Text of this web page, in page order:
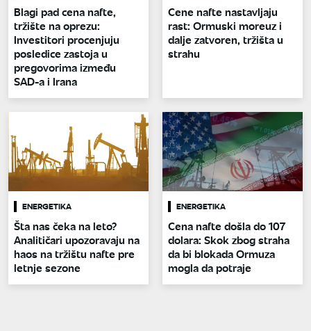
Blagi pad cena nafte,
tržište na oprezu:
Investitori procenjuju
posledice zastoja u
pregovorima između
SAD-a i Irana
Cene nafte nastavljaju
rast: Ormuski moreuz i
dalje zatvoren, tržišta u
strahu
ENERGETIKA
Šta nas čeka na leto?
Analitičari upozoravaju na
haos na tržištu nafte pre
letnje sezone
ENERGETIKA
Cena nafte došla do 107
dolara: Skok zbog straha
da bi blokada Ormuza
mogla da potraje